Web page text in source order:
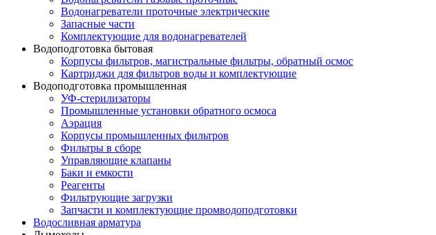
Водонагреватели проточные электрические
Запасные части
Комплектующие для водонагревателей
Водоподготовка бытовая
Корпусы фильтров, магистральные фильтры, обратный осмос
Картриджи для фильтров воды и комплектующие
Водоподготовка промышленная
УФ-стерилизаторы
Промышленные установки обратного осмоса
Аэрация
Корпусы промышленных фильтров
Фильтры в сборе
Управляющие клапаны
Баки и емкости
Реагенты
Фильтрующие загрузки
Запчасти и комплектующие промводоподготовки
Водосливная арматура